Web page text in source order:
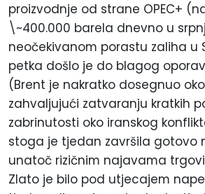
proizvodnje od strane OPEC+
\~400.000 barela dnevno u
neočekivanom porastu zaliha u
petka došlo je do blagog
(Brent je nakratko dosegnuo oko
zahvaljujući zatvaranju kratkih
zabrinutosti oko iranskog
stoga je tjedan završila gotovo
unatoč rizičnim najavama
Zlato je bilo pod utjecajem